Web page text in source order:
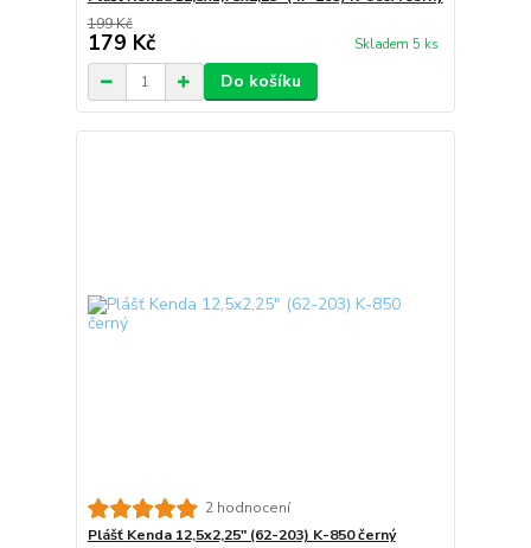
199 Kč
179 Kč Skladem 5 ks
Do košíku
2 hodnocení
Plášť Kenda 12,5x2,25" (62-203) K-850 černý